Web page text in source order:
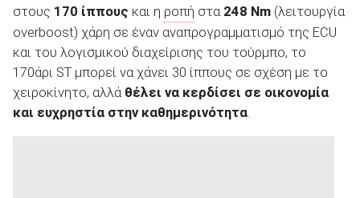
στους 170 ίππους και η ροπή στα 248 Nm (λειτουργία
overboost) χάρη σε έναν αναπρογραμματισμό της ECU
και του λογισμικού διαχείρισης του τούρμπο, το
170άρι ST μπορεί να χάνει 30 ίππους σε σχέση με το
χειροκίνητο, αλλά θέλει να κερδίσει σε οικονομία
και ευχρηστία στην καθημερινότητα